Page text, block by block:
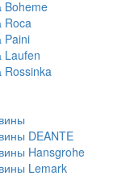
Boheme
Roca
Paini
Laufen
DEANTE
Hansgrohe
Lemark